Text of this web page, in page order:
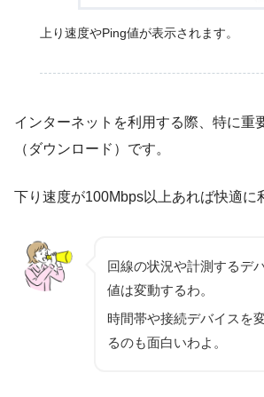
上り速度やPing値が表示されます。
インターネットを利用する際、特に重
（ダウンロード）です。
下り速度が100Mbps以上あれば快適に
回線の状況や計測するデ
値は変動するわ。
時間帯や接続デバイスを
るのも面白いわよ。